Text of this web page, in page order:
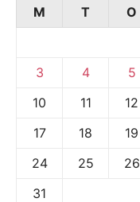
M
T O
3
4 5
10
11 12
17
18 19
24
25 26
31